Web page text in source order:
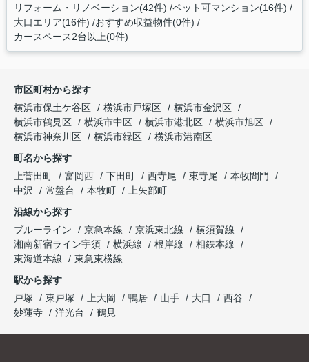
リフォーム・リノベーション(42件) ペット可マンション(16件)
大口エリア(16件) おすすめ収益物件(0件)
カースペース2台以上(0件)
市区町村から探す
横浜市保土ケ谷区
横浜市戸塚区
横浜市金沢区
横浜市鶴見区
横浜市中区 横浜市港北区
横浜市旭区
横浜市神奈川区
横浜市緑区
横浜市港南区
町名から探す
上菅田町
富岡西 下田町 西寺尾 東寺尾
本牧間門
中沢
常盤台 本牧町
上矢部町
沿線から探す
ブルーライン
京急本線 京浜東北線
横須賀線
湘南新宿ライン宇須
横浜線 根岸線
相鉄本線
東海道本線
東急東横線
駅から探す
戸塚
東戸塚 上大岡 鴨居 山手 大口
西谷
妙蓮寺
洋光台 鶴見